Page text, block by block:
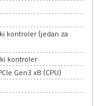
kontroler (jedan za
kontroler
Gen3 x8 (CPU)